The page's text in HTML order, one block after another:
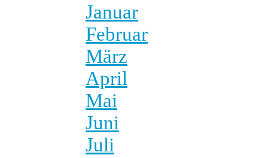
Januar
Februar
März
April
Mai
Juni
Juli